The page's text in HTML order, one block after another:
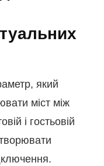
який
міст між
і гостьовій